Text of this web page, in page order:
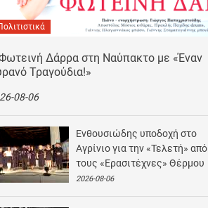
Δάρρα στη Ναύπακτο με «Έναν
Τραγούδια!»
08-06
Ενθουσιώδης υποδοχή στο
Αγρίνιο για την «Τελετή» από
τους «Ερασιτέχνες» Θέρμου
2026-08-06